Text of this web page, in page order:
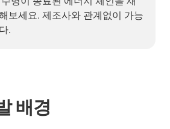
보세요. 제조사와 관계없이 가능
.
배경